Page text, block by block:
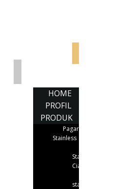
HOME
PROFIL
PRODUK
Pagar
Stainless
Stainless
Cianjur
stainless